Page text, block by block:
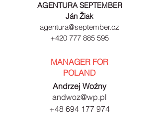
AGENTURA SEPTEMBER
Ján Žiak
agentura@september.cz
+420 777 885 595
MANAGER FOR
POLAND
Andrzej Woźny
andwoz@wp.pl
+48 694 177 974